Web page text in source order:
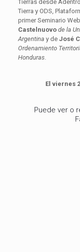
Tierras desde
Tierra y ODS,
primer Seminario
Castelnuovo de la
Argentina y de José
Ordenamiento
Honduras.
El viernes
Puede ver o